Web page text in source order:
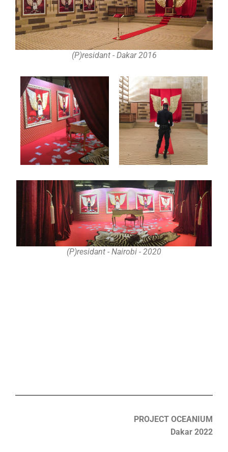
(P)residant - Dakar 2016
(P)residant - Nairobi - 2020
PROJECT OCEANIUM
Dakar 2022